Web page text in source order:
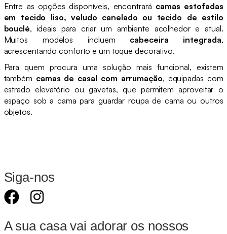
Entre as opções disponíveis, encontrará camas estofadas
em tecido liso, veludo canelado ou tecido de estilo
bouclé, ideais para criar um ambiente acolhedor e atual.
Muitos modelos incluem cabeceira integrada,
acrescentando conforto e um toque decorativo.
Para quem procura uma solução mais funcional, existem
também camas de casal com arrumação, equipadas com
estrado elevatório ou gavetas, que permitem aproveitar o
espaço sob a cama para guardar roupa de cama ou outros
objetos.
Siga-nos
A sua casa vai adorar os nossos